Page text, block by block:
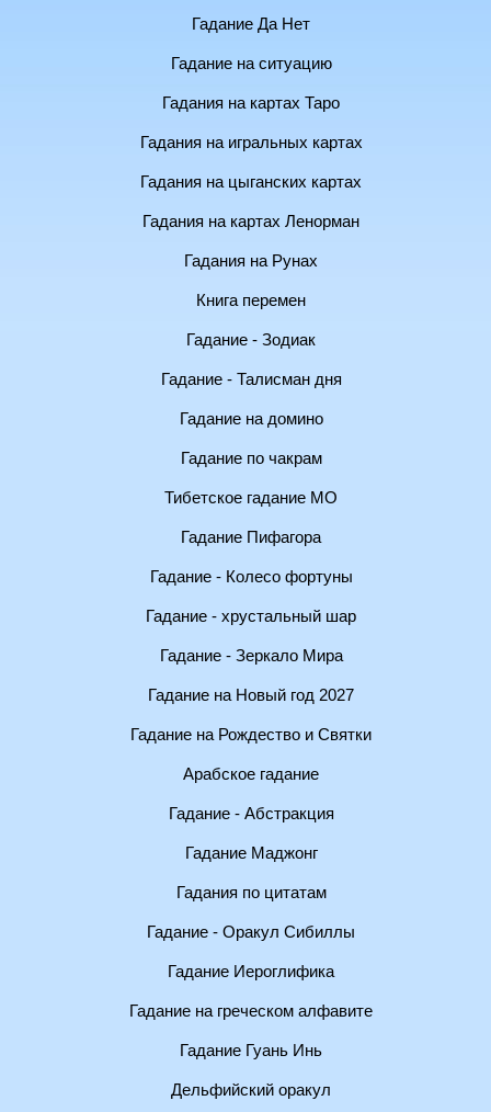
Гадание Да Нет
Гадание на ситуацию
Гадания на картах Таро
Гадания на игральных картах
Гадания на цыганских картах
Гадания на картах Ленорман
Гадания на Рунах
Книга перемен
Гадание - Зодиак
Гадание - Талисман дня
Гадание на домино
Гадание по чакрам
Тибетское гадание МО
Гадание Пифагора
Гадание - Колесо фортуны
Гадание - хрустальный шар
Гадание - Зеркало Мира
Гадание на Новый год 2027
Гадание на Рождество и Святки
Арабское гадание
Гадание - Абстракция
Гадание Маджонг
Гадания по цитатам
Гадание - Оракул Сибиллы
Гадание Иероглифика
Гадание на греческом алфавите
Гадание Гуань Инь
Дельфийский оракул